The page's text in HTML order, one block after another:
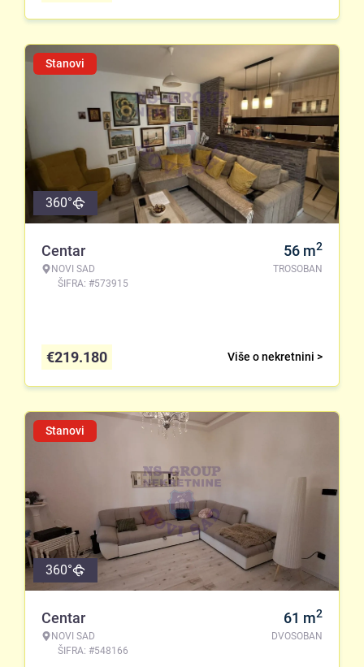
Stanovi
360°
Centar
NOVI SAD
ŠIFRA: #573915
56 m2
TROSOBAN
Više o nekretnini >
€219.180
Stanovi
360°
Centar
NOVI SAD
ŠIFRA: #548166
61 m2
DVOSOBAN